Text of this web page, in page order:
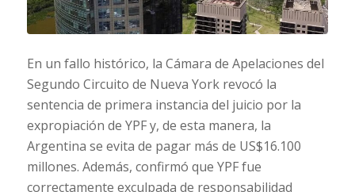
En un fallo histórico, la Cámara de Apelaciones del
Segundo Circuito de Nueva York revocó la
sentencia de primera instancia del juicio por la
expropiación de YPF y, de esta manera, la
Argentina se evita de pagar más de US$16.100
millones. Además, confirmó que YPF fue
correctamente exculpada de responsabilidad